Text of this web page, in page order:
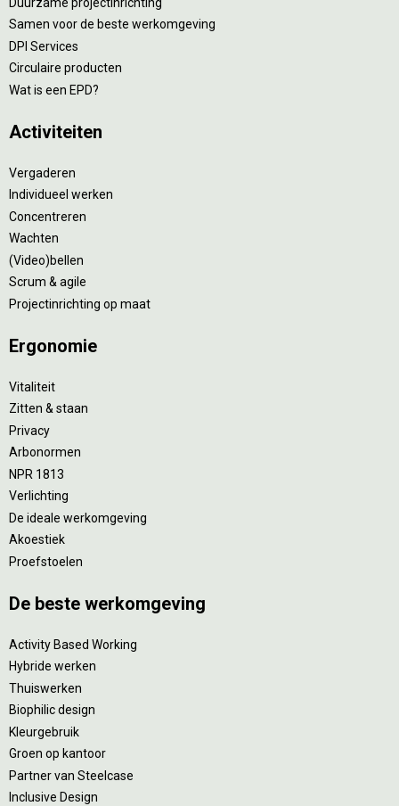
Samen voor de beste werkomgeving
DPI Services
Circulaire producten
Wat is een EPD?
Activiteiten
Vergaderen
Individueel werken
Concentreren
Wachten
(Video)bellen
Scrum & agile
Projectinrichting op maat
Ergonomie
Vitaliteit
Zitten & staan
Privacy
Arbonormen
NPR 1813
Verlichting
De ideale werkomgeving
Akoestiek
Proefstoelen
De beste werkomgeving
Activity Based Working
Hybride werken
Thuiswerken
Biophilic design
Kleurgebruik
Groen op kantoor
Partner van Steelcase
Inclusive Design